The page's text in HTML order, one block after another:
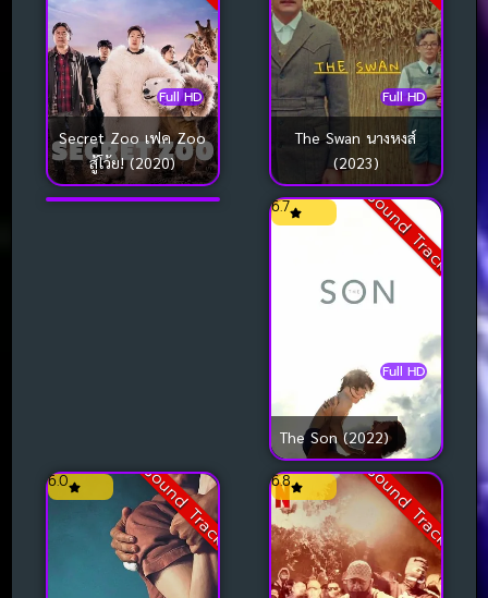
Full HD
Secret Zoo เฟค Zoo
สู้โว้ย! (2020)
Full HD
The Swan นางหงส์
(2023)
Sound Track
Full HD
7.1
Rosaline (2022)
Sound Track
Full HD
6.7
The Son (2022)
Sound Track
6.0 Sound Track
6.8